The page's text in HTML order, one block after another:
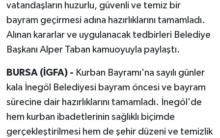
vatandaşların huzurlu, güvenli ve temiz bir
bayram geçirmesi adına hazırlıklarını tamamladı.
Alınan kararlar ve uygulanacak tedbirleri Belediye
Başkanı Alper Taban kamuoyuyla paylaştı.
BURSA (İGFA) - Kurban Bayramı'na sayılı günler
kala İnegöl Belediyesi bayram öncesi ve bayram
sürecine dair hazırlıklarını tamamladı. İnegöl'de
hem kurban ibadetlerinin sağlıklı biçimde
gerçekleştirilmesi hem de şehir düzeni ve temizlik